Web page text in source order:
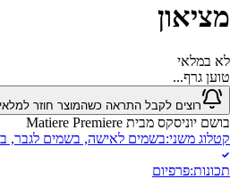
מציאון
לא במלאי
טוען גרף...
רוצים לקבל התראה כשהמוצר חוזר
בושם יוניסקס מבית Matiere Premiere
קטלוג משני:בשמים לאישה, בשמים לגבר,
תכונות:פרפיום